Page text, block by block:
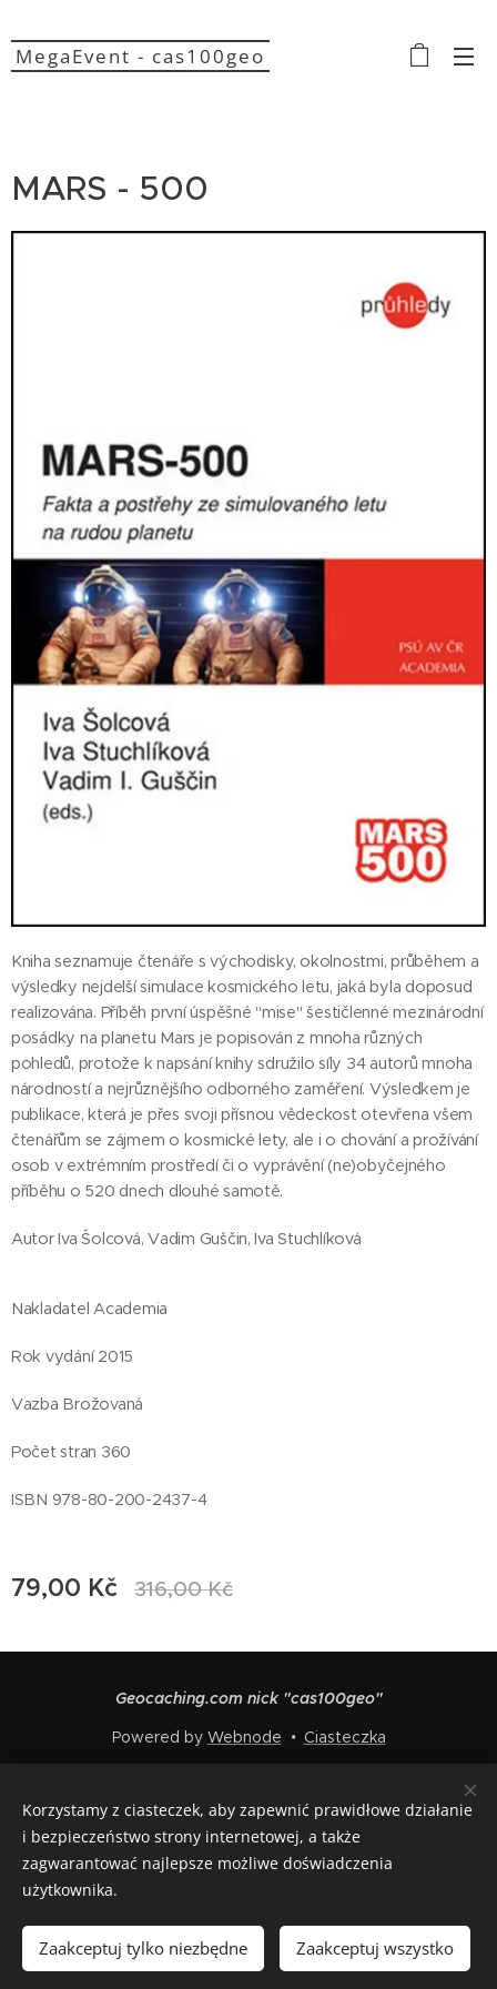
MegaEvent - cas100geo
MARS - 500
Kniha seznamuje čtenáře s východisky, okolnostmi, průběhem a
výsledky nejdelší simulace kosmického letu, jaká byla doposud
realizována. Příběh první úspěšné "mise" šestičlenné mezinárodní
posádky na planetu Mars je popisován z mnoha různých
pohledů, protože k napsání knihy sdružilo síly 34 autorů mnoha
národností a nejrůznějšího odborného zaměření. Výsledkem je
publikace, která je přes svoji přísnou vědeckost otevřena všem
čtenářům se zájmem o kosmické lety, ale i o chování a prožívání
osob v extrémním prostředí či o vyprávění (ne)obyčejného
příběhu o 520 dnech dlouhé samotě.
Autor Iva Šolcová, Vadim Guščin, Iva Stuchlíková
Nakladatel Academia
Rok vydání 2015
Vazba Brožovaná
Počet stran 360
ISBN 978-80-200-2437-4
79,00 Kč 316,00Kč
Włóż do koszyka
Geocaching.com nick "cas100geo"
Powered by Webnode Ciasteczka
Čeština
English Polski Deutsch Français
Español
Italiano
Korzystamy z ciasteczek, aby zapewnić prawidłowe działanie
i bezpieczeństwo strony internetowej, a także
zagwarantować najlepsze możliwe doświadczenia
użytkownika.
Zaakceptuj tylko niezbędne Zaakceptuj wszystko